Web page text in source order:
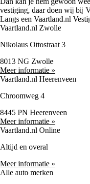
vestiging, daar doen wij bij
Langs een Vaartland.nl
Vaartland.nl Zwolle
Nikolaus Ottostraat 3
8013 NG Zwolle
Meer informatie »
Vaartland.nl Heerenveen
Chroomweg 4
8445 PN Heerenveen
Meer informatie »
Vaartland.nl Online
Altijd en overal
Meer informatie »
Alle auto merken